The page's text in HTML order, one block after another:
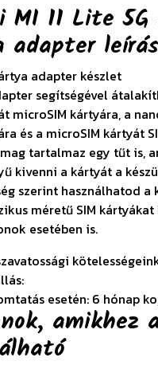
MI 11 Lite 5G
adapter
adapter készlet
segítségével
microSIM kártyára, a
és a microSIM kártyát
tartalmaz egy tűt is,
kivenni a kártyát a
szerint használhatod a
méretű SIM
esetében is.
esetén: 6 hónap
amikhez